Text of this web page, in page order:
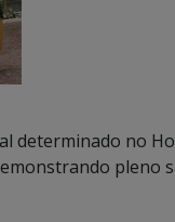
determinado no
pleno